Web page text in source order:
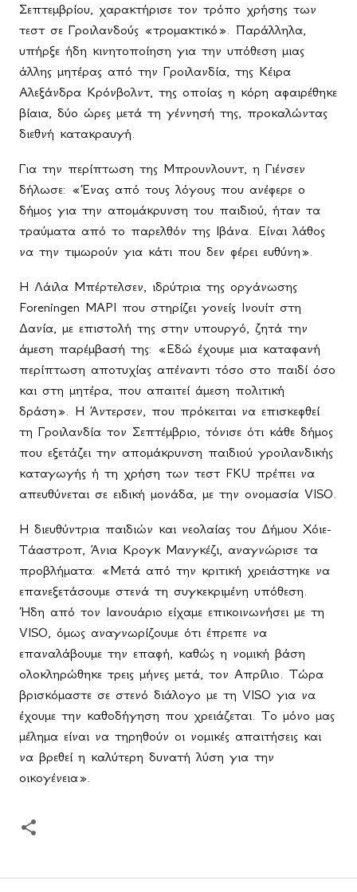
Σεπτεμβρίου, χαρακτήρισε τον τρόπο χρήσης των
τεστ σε Γροιλανδούς «τρομακτικό». Παράλληλα,
υπήρξε ήδη κινητοποίηση για την υπόθεση μιας
άλλης μητέρας από την Γροιλανδία, της Κέιρα
Αλεξάνδρα Κρόνβολντ, της οποίας η κόρη αφαιρέθηκε
βίαια, δύο ώρες μετά τη γέννησή της, προκαλώντας
διεθνή κατακραυγή.
Για την περίπτωση της Μπρουνλουντ, η Γιένσεν
δήλωσε: «Ένας από τους λόγους που ανέφερε ο
δήμος για την απομάκρυνση του παιδιού, ήταν τα
τραύματα από το παρελθόν της Ιβάνα. Είναι λάθος
να την τιμωρούν για κάτι που δεν φέρει ευθύνη».
Η Λάιλα Μπέρτελσεν, ιδρύτρια της οργάνωσης
Foreningen MAPI που στηρίζει γονείς Ινουίτ στη
Δανία, με επιστολή της στην υπουργό, ζητά την
άμεση παρέμβασή της: «Εδώ έχουμε μια καταφανή
περίπτωση αποτυχίας απέναντι τόσο στο παιδί όσο
και στη μητέρα, που απαιτεί άμεση πολιτική
δράση». Η Άντερσεν, που πρόκειται να επισκεφθεί
τη Γροιλανδία τον Σεπτέμβριο, τόνισε ότι κάθε δήμος
που εξετάζει την απομάκρυνση παιδιού γροιλανδικής
καταγωγής ή τη χρήση των τεστ FKU πρέπει να
απευθύνεται σε ειδική μονάδα, με την ονομασία VISO.
Η διευθύντρια παιδιών και νεολαίας του Δήμου Χόιε-
Τάαστροπ, Άνια Κρογκ Μανγκέζι, αναγνώρισε τα
προβλήματα: «Μετά από την κριτική χρειάστηκε να
επανεξετάσουμε στενά τη συγκεκριμένη υπόθεση.
Ήδη από τον Ιανουάριο είχαμε επικοινωνήσει με τη
VISO, όμως αναγνωρίζουμε ότι έπρεπε να
επαναλάβουμε την επαφή, καθώς η νομική βάση
ολοκληρώθηκε τρεις μήνες μετά, τον Απρίλιο. Τώρα
βρισκόμαστε σε στενό διάλογο με τη VISO για να
έχουμε την καθοδήγηση που χρειάζεται. Το μόνο μας
μέλημα είναι να τηρηθούν οι νομικές απαιτήσεις και
να βρεθεί η καλύτερη δυνατή λύση για την
οικογένεια».